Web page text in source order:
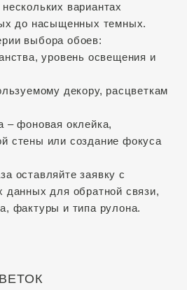
вариантах
до насыщенных темных.
выбора обоев:
уровень освещения и
декору, расцветкам
– фоновая оклейка,
стены или создание фокуса
оставляйте заявку с
данных для обратной связи,
фактуры и типа рулона.